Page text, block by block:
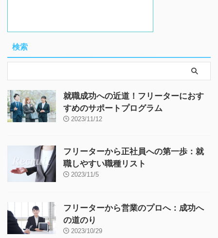
検索
就職成功への近道！フリーターにおす
すめのサポートプログラム
2023/11/12
フリーターから正社員への第一歩：就
職しやすい職種リスト
2023/11/5
フリーターから営業のプロへ：成功へ
の道のり
2023/10/29